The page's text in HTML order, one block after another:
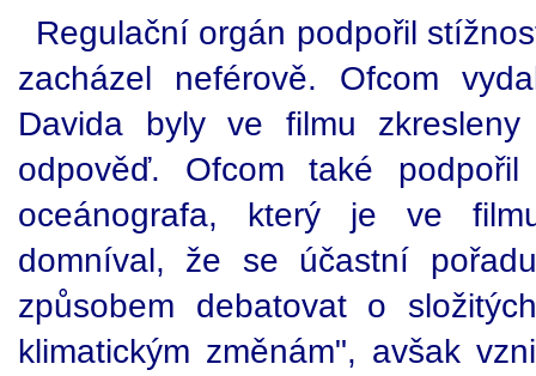
Regulační orgán podpořil
zacházel neférově. Ofcom
Davida byly ve filmu
odpověď. Ofcom také
oceánografa, který je ve
domníval, že se účastní
způsobem debatovat o
klimatickým změnám", avšak